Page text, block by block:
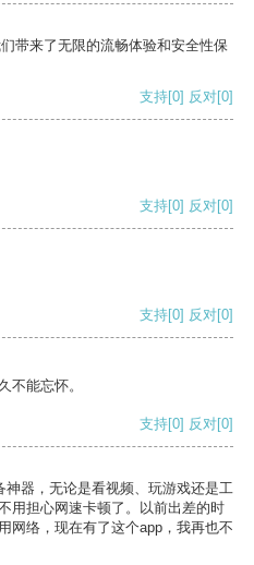
带来了无限的流畅体验和安全性保
支持[0] 反对[0]
支持[0] 反对[0]
支持[0] 反对[0]
不能忘怀。
支持[0] 反对[0]
器，无论是看视频、玩游戏还是工
用担心网速卡顿了。以前出差的时
网络，现在有了这个app，我再也不